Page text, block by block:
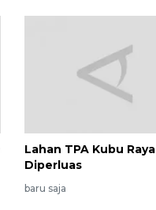
Lahan TPA Kubu Raya
Diperluas
baru saja